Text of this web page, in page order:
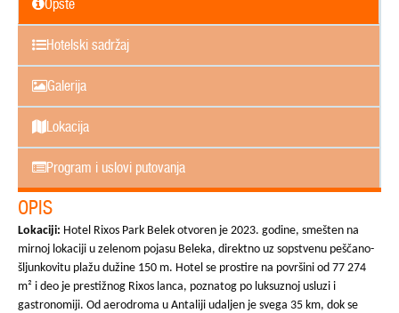
Opšte
Hotelski sadržaj
Galerija
Lokacija
Program i uslovi putovanja
OPIS
Lokaciji: Hotel Rixos Park Belek otvoren je 2023. godine, smešten na
mirnoj lokaciji u zelenom pojasu Beleka, direktno uz sopstvenu peščano-
šljunkovitu plažu dužine 150 m. Hotel se prostire na površini od 77 274
m² i deo je prestižnog Rixos lanca, poznatog po luksuznoj usluzi i
gastronomiji. Od aerodroma u Antaliji udaljen je svega 35 km, dok se